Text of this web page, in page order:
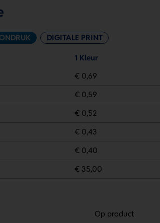
DIGITALE PRINT
1 Kleur
€ 0,69
€ 0,59
€ 0,52
€ 0,43
€ 0,40
€ 35,00
Op product